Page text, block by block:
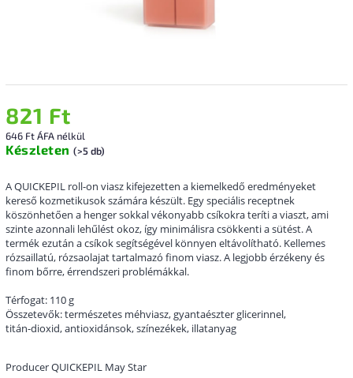
821 Ft
646 Ft ÁFA nélkül
Készleten (>5 db)
A QUICKEPIL roll-on viasz kifejezetten a kiemelkedő eredményeket
kereső kozmetikusok számára készült. Egy speciális receptnek
köszönhetően a henger sokkal vékonyabb csíkokra teríti a viaszt, ami
szinte azonnali lehűlést okoz, így minimálisra csökkenti a sütést. A
termék ezután a csíkok segítségével könnyen eltávolítható. Kellemes
rózsaillatú, rózsaolajat tartalmazó finom viasz. A legjobb érzékeny és
finom bőrre, érrendszeri problémákkal.
Térfogat: 110 g
Összetevők: természetes méhviasz, gyantaészter glicerinnel,
titán-dioxid, antioxidánsok, színezékek, illatanyag
Producer QUICKEPIL May Star